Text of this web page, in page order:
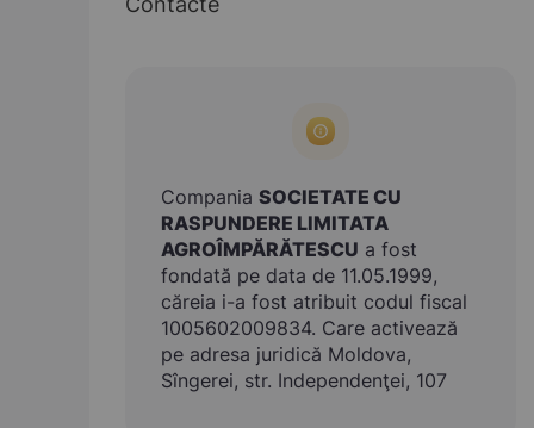
Compania SOCIETATE CU
RASPUNDERE LIMITATA
AGROÎMPĂRĂTESCU a fost
fondată pe data de 11.05.1999,
căreia i-a fost atribuit codul fiscal
1005602009834. Care activează
pe adresa juridică Moldova,
Sîngerei, str. Independenţei, 107